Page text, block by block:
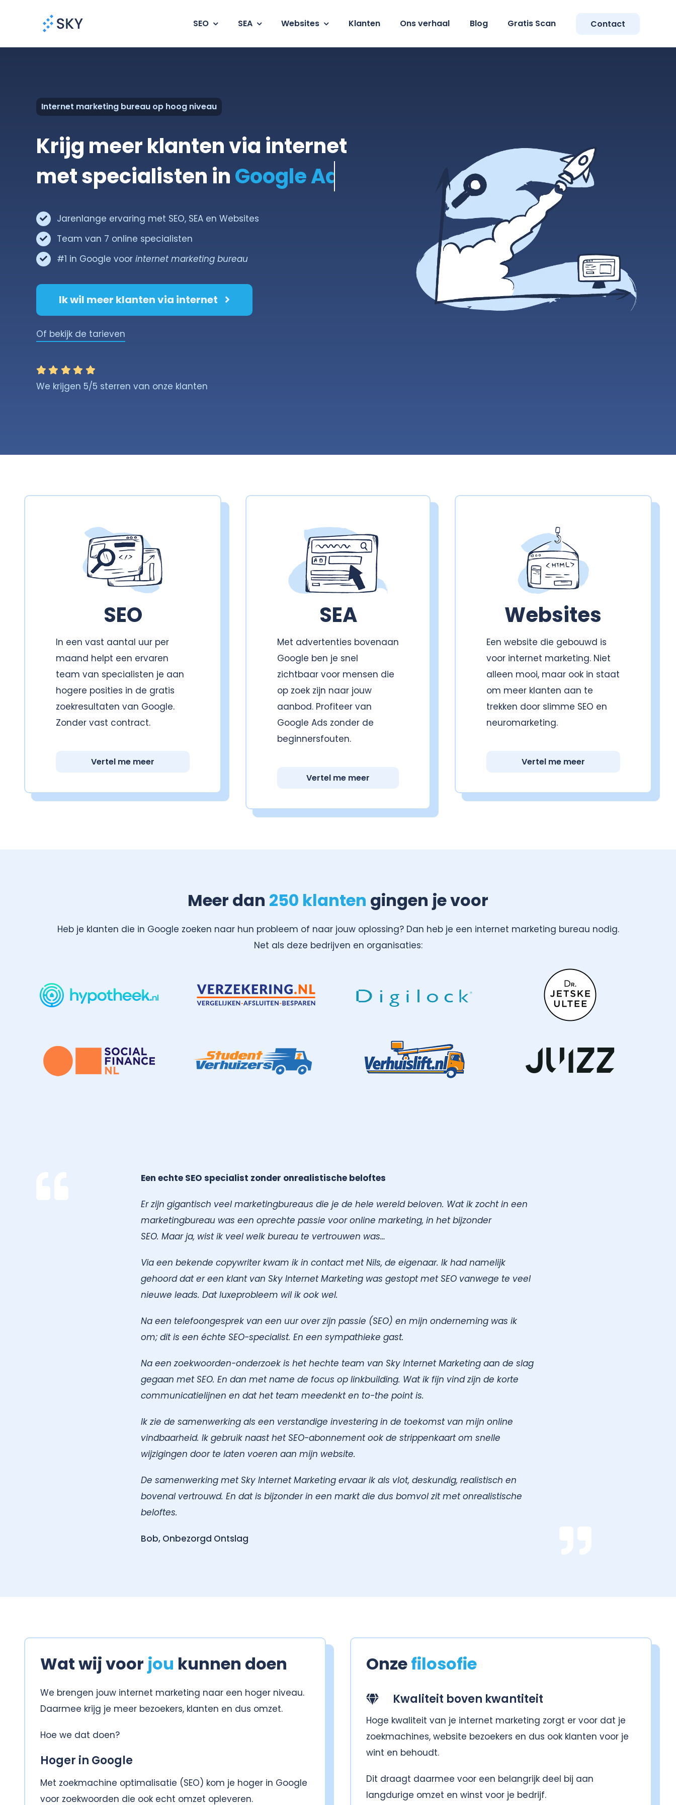
SEO SEA Websites Klanten Ons verhaal Blog Gratis Scan Contact
Internet marketing bureau op hoog niveau
Krijg meer klanten via internet
met specialisten in
Jarenlange ervaring met SEO, SEA en Websites
Team van 7 online specialisten
#1 in Google voor internet marketing bureau
Ik wil meer klanten via internet
Of bekijk de tarieven
We krijgen 5/5 sterren van onze klanten
SEO
In een vast aantal uur per
maand helpt een ervaren
team van specialisten je aan
hogere posities in de gratis
zoekresultaten van Google.
Zonder vast contract.
Vertel me meer
SEA
Met advertenties bovenaan
Google ben je snel
zichtbaar voor mensen die
op zoek zijn naar jouw
aanbod. Profiteer van
Google Ads zonder de
beginnersfouten.
Vertel me meer
Websites
Een website die gebouwd is
voor internet marketing. Niet
alleen mooi, maar ook in staat
om meer klanten aan te
trekken door slimme SEO en
neuromarketing.
Vertel me meer
Meer dan 250 klanten gingen je voor
Heb je klanten die in Google zoeken naar hun probleem of naar jouw oplossing? Dan heb je een internet marketing bureau nodig.
Net als deze bedrijven en organisaties:
Een echte SEO specialist zonder onrealistische beloftes
Er zijn gigantisch veel marketingbureaus die je de hele wereld beloven. Wat ik zocht in een
marketingbureau was een oprechte passie voor online marketing, in het bijzonder
SEO. Maar ja, wist ik veel welk bureau te vertrouwen was…
Via een bekende copywriter kwam ik in contact met Nils, de eigenaar. Ik had namelijk
gehoord dat er een klant van Sky Internet Marketing was gestopt met SEO vanwege te veel
nieuwe leads. Dat luxeprobleem wil ik ook wel.
Na een telefoongesprek van een uur over zijn passie (SEO) en mijn onderneming was ik
om; dit is een échte SEO-specialist. En een sympathieke gast.
Na een zoekwoorden-onderzoek is het hechte team van Sky Internet Marketing aan de slag
gegaan met SEO. En dan met name de focus op linkbuilding. Wat ik fijn vind zijn de korte
communicatielijnen en dat het team meedenkt en to-the point is.
Ik zie de samenwerking als een verstandige investering in de toekomst van mijn online
vindbaarheid. Ik gebruik naast het SEO-abonnement ook de strippenkaart om snelle
wijzigingen door te laten voeren aan mijn website.
De samenwerking met Sky Internet Marketing ervaar ik als vlot, deskundig, realistisch en
bovenal vertrouwd. En dat is bijzonder in een markt die dus bomvol zit met onrealistische
beloftes.
Bob, Onbezorgd Ontslag
Wat wij voor jou kunnen doen
We brengen jouw internet marketing naar een hoger niveau.
Daarmee krijg je meer bezoekers, klanten en dus omzet.
Hoe we dat doen?
Hoger in Google
Met zoekmachine optimalisatie (SEO) kom je hoger in Google
voor zoekwoorden die ook echt omzet opleveren.
Onzefilosofie
Kwaliteit boven kwantiteit
Hoge kwaliteit van je internet marketing zorgt er voor dat je
zoekmachines, website bezoekers en dus ook klanten voor je
wint en behoudt.
Dit draagt daarmee voor een belangrijk deel bij aan
langdurige omzet en winst voor je bedrijf.